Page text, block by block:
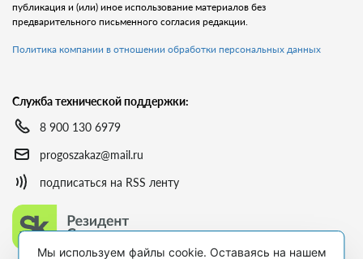
публикация и (или) иное использование материалов без
предварительного письменного согласия редакции.
Политика компании в отношении обработки персональных данных
Служба технической поддержки:
8 900 130 6979
progoszakaz@mail.ru
подписаться на RSS ленту
Мы используем файлы cookie. Оставаясь на нашем